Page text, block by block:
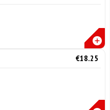
€18.25